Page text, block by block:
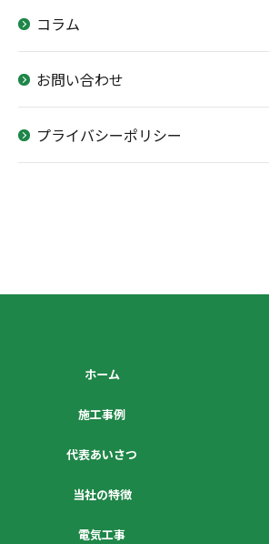
コラム
お問い合わせ
プライバシーポリシー
ホーム
施工事例
代表あいさつ
当社の特徴
電気工事